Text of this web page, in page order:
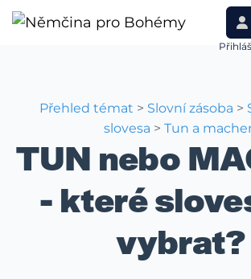
Přehled témat > Slovní zásoba >
slovesa > Tun a
TUN nebo
- které
vybrat?